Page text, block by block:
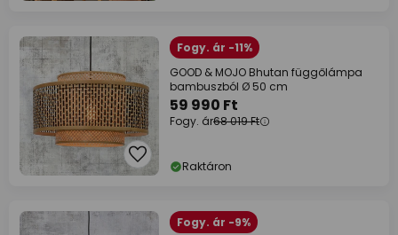
Fogy. ár -11%
GOOD & MOJO Bhutan függőlámpa
bambuszból Ø 50 cm
59 990 Ft
Fogy. ár68 019 Ft
Raktáron
Fogy. ár -9%